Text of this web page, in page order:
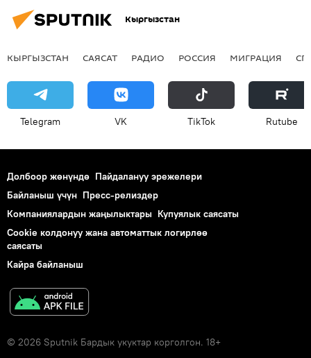
Кыргызстан
КЫРГЫЗСТАН САЯСАТ РАДИО РОССИЯ МИГРАЦИЯ
Telegram VK ТikТоk Rutube
Долбоор жөнүндө Пайдалануу эрежелери
Байланыш үчүн Пресс-релиздер
Компаниялардын жаңылыктары Купуялык саясаты
Cookie колдонуу жана автоматтык логирлөө
саясаты
Кайра байланыш
© 2026 Sputnik Бардык укуктар корголгон. 18+